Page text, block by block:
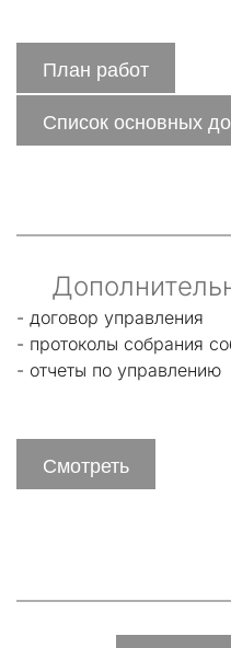
План работ
Список основных
- договор управления
- протоколы собрания
- отчеты по управлению
Смотреть